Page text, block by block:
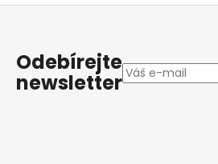
Z
Odebírejte
newsletter